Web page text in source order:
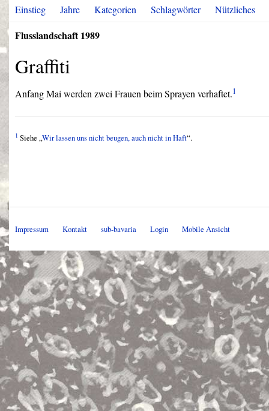
Einstieg Jahre Kategorien Schlagwörter Nützliches
Flusslandschaft 1989
Graffiti
Anfang Mai werden zwei Frauen beim Sprayen verhaftet.1
1 Siehe „Wir lassen uns nicht beugen, auch nicht in Haft“.
Impressum Kontakt sub-bavaria Login Mobile Ansicht